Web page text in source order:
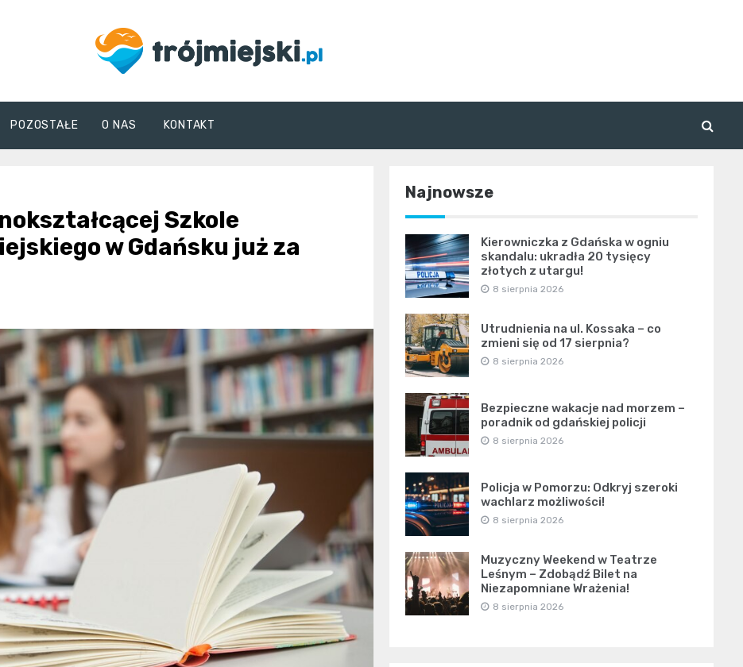
trojmiejski.pl
POZOSTAŁE O NAS KONTAKT
Szkole
w Gdańsku już za
Najnowsze
Kierowniczka z Gdańska w ogniu
skandalu: ukradła 20 tysięcy
złotych z utargu!
8 sierpnia 2026
Utrudnienia na ul. Kossaka – co
zmieni się od 17 sierpnia?
8 sierpnia 2026
Bezpieczne wakacje nad morzem –
poradnik od gdańskiej policji
8 sierpnia 2026
Policja w Pomorzu: Odkryj szeroki
wachlarz możliwości!
8 sierpnia 2026
Muzyczny Weekend w Teatrze
Leśnym – Zdobądź Bilet na
Niezapomniane Wrażenia!
8 sierpnia 2026